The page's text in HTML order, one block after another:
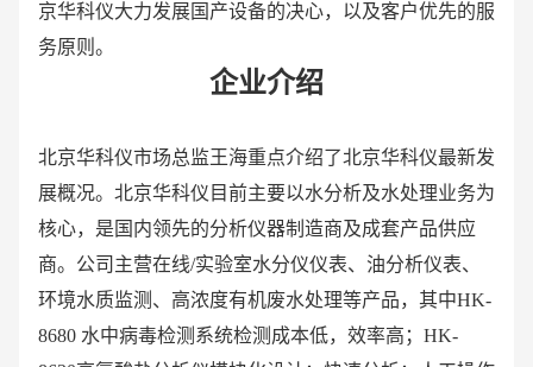
京华科仪大力发展国产设备的决心，以及客户优先的服
务原则。
企业介绍
北京华科仪市场总监王海重点介绍了北京华科仪最新发
展概况。北京华科仪目前主要以水分析及水处理业务为
核心，是国内领先的分析仪器制造商及成套产品供应
商。公司主营在线/实验室水分仪仪表、油分析仪表、
环境水质监测、高浓度有机废水处理等产品，其中HK-
8680 水中病毒检测系统检测成本低，效率高；HK-